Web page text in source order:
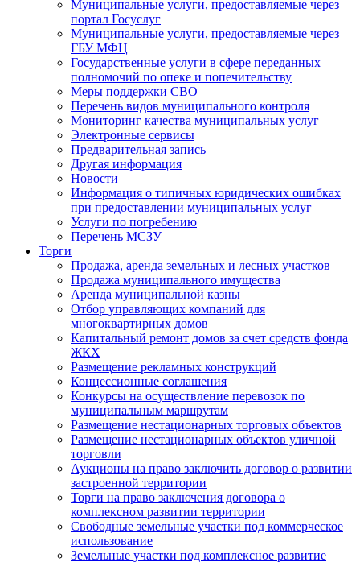
Муниципальные услуги, предоставляемые через
портал Госуслуг
Муниципальные услуги, предоставляемые через
ГБУ МФЦ
Государственные услуги в сфере переданных
полномочий по опеке и попечительству
Меры поддержки СВО
Перечень видов муниципального контроля
Мониторинг качества муниципальных услуг
Электронные сервисы
Предварительная запись
Другая информация
Новости
Информация о типичных юридических ошибках
при предоставлении муниципальных услуг
Услуги по погребению
Перечень МСЗУ
Торги
Продажа, аренда земельных и лесных участков
Продажа муниципального имущества
Аренда муниципальной казны
Отбор управляющих компаний для
многоквартирных домов
Капитальный ремонт домов за счет средств фонда
ЖКХ
Размещение рекламных конструкций
Концессионные соглашения
Конкурсы на осуществление перевозок по
муниципальным маршрутам
Размещение нестационарных торговых объектов
Размещение нестационарных объектов уличной
торговли
Аукционы на право заключить договор о развитии
застроенной территории
Торги на право заключения договора о
комплексном развитии территории
Свободные земельные участки под коммерческое
использование
Земельные участки под комплексное развитие